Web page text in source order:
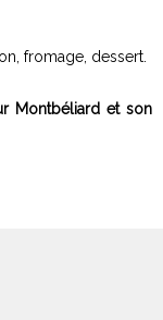
fromage, dessert.
Montbéliard et son